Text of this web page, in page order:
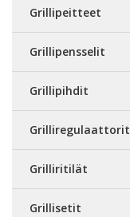
Grillipeitteet
Grillipensselit
Grillipihdit
Grilliregulaattorit
Grilliritilät
Grillisetit